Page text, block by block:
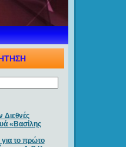
«Βασίλης
το πρώτο